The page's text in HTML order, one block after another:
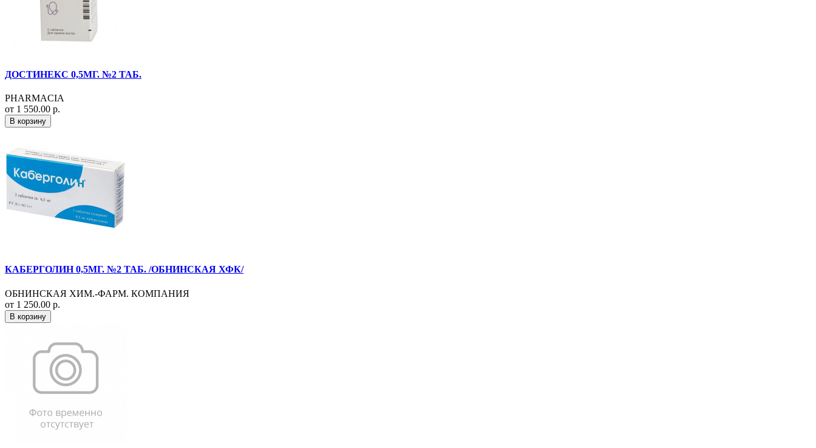
ДОСТИНЕКС 0,5МГ. №2 ТАБ.
PHARMACIA
от 1 550.00 р.
В корзину
КАБЕРГОЛИН 0,5МГ. №2 ТАБ. /ОБНИНСКАЯ ХФК/
ОБНИНСКАЯ ХИМ.-ФАРМ. КОМПАНИЯ
от 1 250.00 р.
В корзину